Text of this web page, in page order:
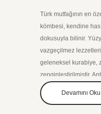
Türk mutfağının en
kömbesi, kendine
dokusuyla bilinir.
vazgeçilmez
geleneksel kurabiye,
zenginleştirilmiştir.
bu yorumlardan biri
lezzete ayrı bir boyut
Devamını Oku